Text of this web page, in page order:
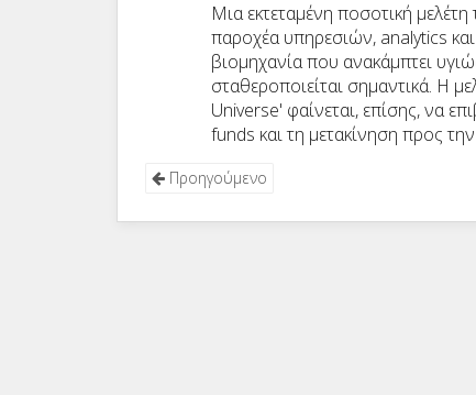
Μια εκτεταμένη ποσοτική
παροχέα υπηρεσιών, analytics
βιομηχανία που ανακάμπτει
σταθεροποιείται σημαντικά. Η
Universe' φαίνεται, επίσης, να
funds και τη μετακίνηση προς
Προηγούμενο